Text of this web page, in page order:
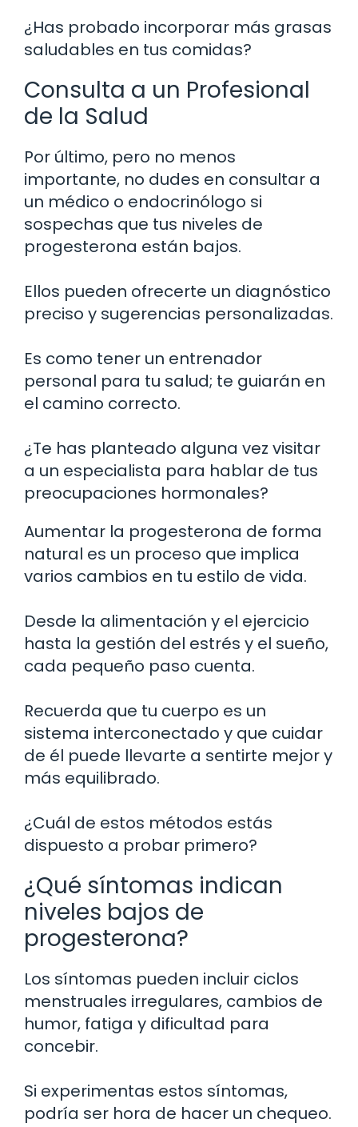
¿Has probado incorporar más grasas
saludables en tus comidas?
Consulta a un Profesional
de la Salud
Por último, pero no menos
importante, no dudes en consultar a
un médico o endocrinólogo si
sospechas que tus niveles de
progesterona están bajos.
Ellos pueden ofrecerte un diagnóstico
preciso y sugerencias personalizadas.
Es como tener un entrenador
personal para tu salud; te guiarán en
el camino correcto.
¿Te has planteado alguna vez visitar
a un especialista para hablar de tus
preocupaciones hormonales?
Aumentar la progesterona de forma
natural es un proceso que implica
varios cambios en tu estilo de vida.
Desde la alimentación y el ejercicio
hasta la gestión del estrés y el sueño,
cada pequeño paso cuenta.
Recuerda que tu cuerpo es un
sistema interconectado y que cuidar
de él puede llevarte a sentirte mejor y
más equilibrado.
¿Cuál de estos métodos estás
dispuesto a probar primero?
¿Qué síntomas indican
niveles bajos de
progesterona?
Los síntomas pueden incluir ciclos
menstruales irregulares, cambios de
humor, fatiga y dificultad para
concebir.
Si experimentas estos síntomas,
podría ser hora de hacer un chequeo.